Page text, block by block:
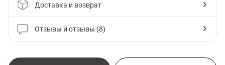
Доставка и возврат
Отзывы и отзывы (8)